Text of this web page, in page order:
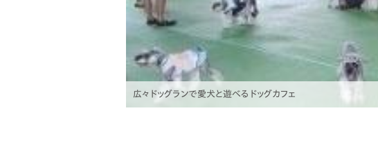
広々ドッグランで愛犬と遊べるドッグカフェ